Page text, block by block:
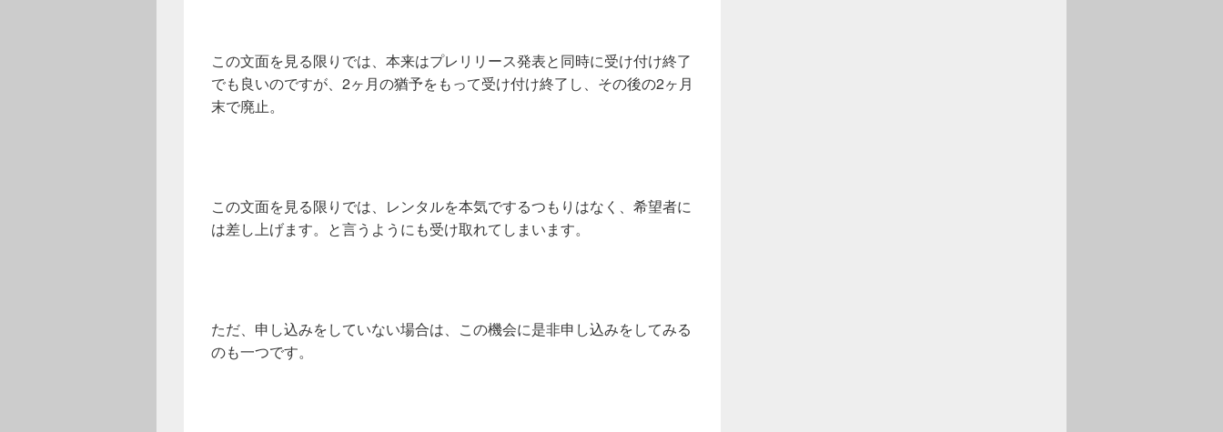
この文面を見る限りでは、本来はプレリリース発表と同時に受け付け終了
でも良いのですが、2ヶ月の猶予をもって受け付け終了し、その後の2ヶ月
末で廃止。
この文面を見る限りでは、レンタルを本気でするつもりはなく、希望者に
は差し上げます。と言うようにも受け取れてしまいます。
ただ、申し込みをしていない場合は、この機会に是非申し込みをしてみる
のも一つです。